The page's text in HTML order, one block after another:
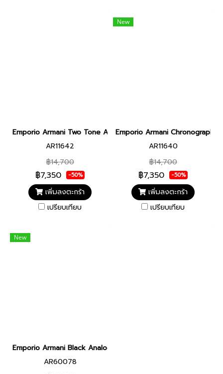
Emporio Armani Two Tone Analogue Watch AR11642
AR11642
฿14,700
฿7,350 -50%
เพิ่มลงตะกร้า
เปรียบเทียบ
New
Emporio Armani Chronograph
AR11640
฿14,700
฿7,350 -50%
เพิ่มลงตะกร้า
เปรียบเทียบ
New
Emporio Armani Black Analogue Watch AR60078
AR60078